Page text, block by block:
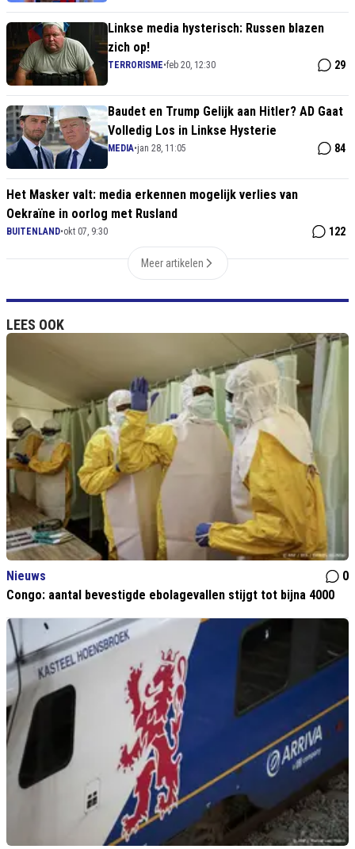
Linkse media hysterisch: Russen blazen
zich op!
TERRORISME•feb 20, 12:30 29
Baudet en Trump Gelijk aan Hitler? AD Gaat
Volledig Los in Linkse Hysterie
MEDIA•jan 28, 11:05 84
Het Masker valt: media erkennen mogelijk verlies van
Oekraïne in oorlog met Rusland
BUITENLAND•okt 07, 9:30 122
Meer artikelen
LEES OOK
Nieuws
0
Congo: aantal bevestigde ebolagevallen stijgt tot bijna 4000